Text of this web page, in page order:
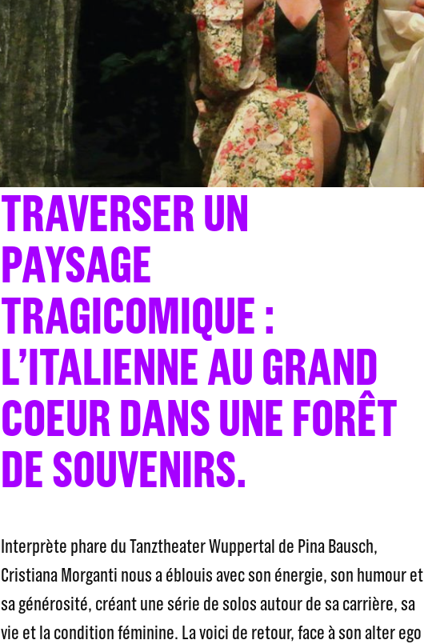
TRAVERSER UN
PAYSAGE
TRAGICOMIQUE :
L’ITALIENNE AU GRAND
COEUR DANS UNE FORÊT
DE SOUVENIRS.
Interprète phare du Tanztheater Wuppertal de Pina Bausch,
Cristiana Morganti nous a éblouis avec son énergie, son humour et
sa générosité, créant une série de solos autour de sa carrière, sa
vie et la condition féminine. La voici de retour, face à son alter ego